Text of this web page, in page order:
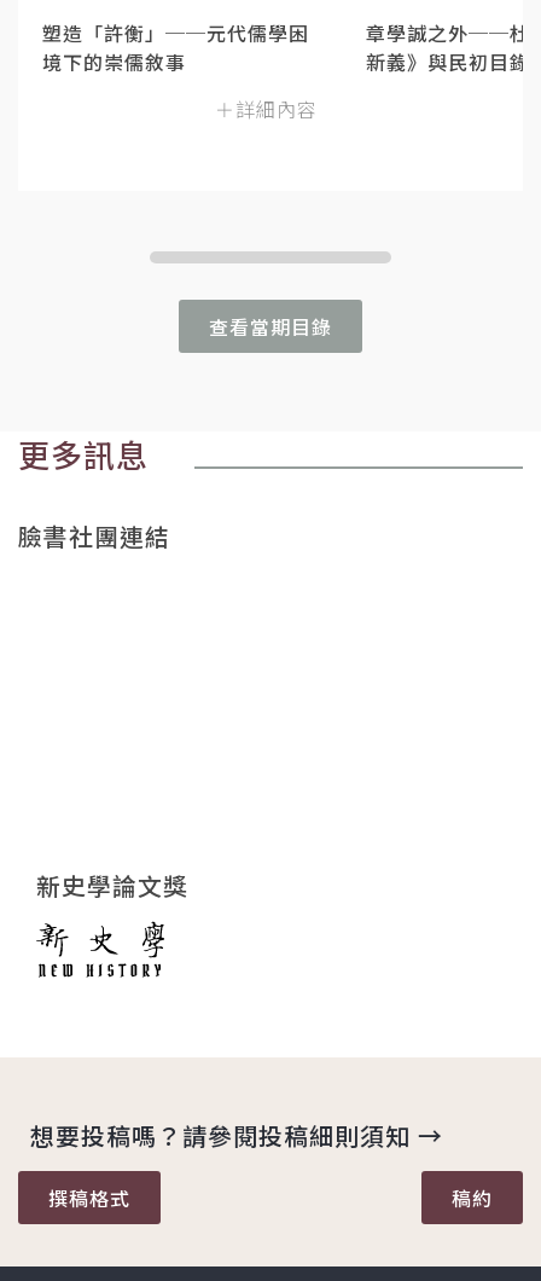
塑造「許衡」──元代儒學困
境下的崇儒敘事
＋詳細內容
章學誠之外──杜
新義》與民初目錄
查看當期目錄
更多訊息
臉書社團連結
新史學論文獎
想要投稿嗎？請參閱投稿細則須知 →
撰稿格式 稿約